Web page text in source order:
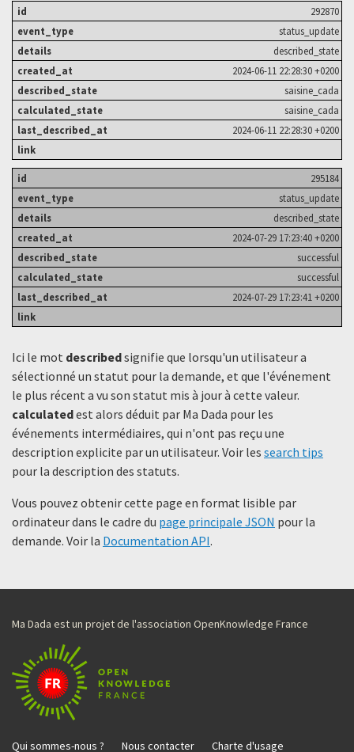
292870
status_update
described_state
2024-06-11 22:28:30 +0200
saisine_cada
saisine_cada
2024-06-11 22:28:30 +0200
295184
status_update
described_state
2024-07-29 17:23:40 +0200
successful
successful
2024-07-29 17:23:41 +0200
Ici le mot describedsignifie que lorsqu'un utilisateur a
sélectionné un statut ​​pour la demande, et que l'événement
le plus récent a vu son statut mis à jour à cette valeur.
calculatedest alors déduit par Ma Dada pour les
événements intermédiaires, qui n'ont pas reçu une
description explicite par un utilisateur. Voir les search tips
pour la description des statuts.
Vous pouvez obtenir cette page en format lisible par
ordinateur dans le cadre du page principale JSON pour la
demande. Voir la Documentation API.
Ma Dada est un projet de l'association OpenKnowledge France
Qui sommes-nous ? Nous contacter Charte d'usage